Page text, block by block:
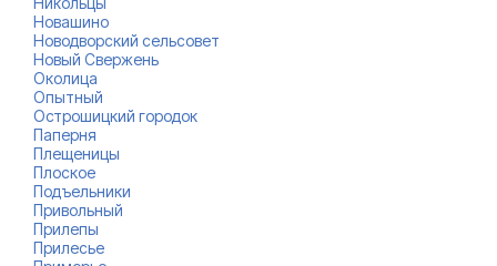
Новашино
Новодворский сельсовет
Новый Свержень
Околица
Опытный
Острошицкий городок
Паперня
Плещеницы
Плоское
Подъельники
Привольный
Прилепы
Прилесье